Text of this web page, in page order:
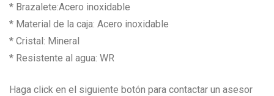
* Brazalete:Acero inoxidable
* Material de la caja: Acero inoxidable
* Cristal: Mineral
* Resistente al agua: WR
Haga click en el siguiente botón para contactar un asesor